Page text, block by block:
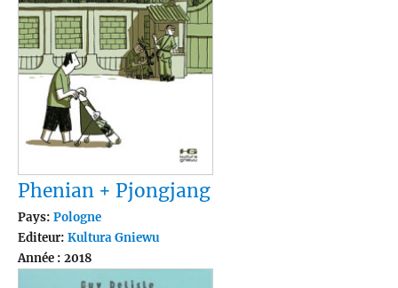
Phenian + Pjongjang
Pays: Pologne
Editeur: Kultura Gniewu
Année : 2018